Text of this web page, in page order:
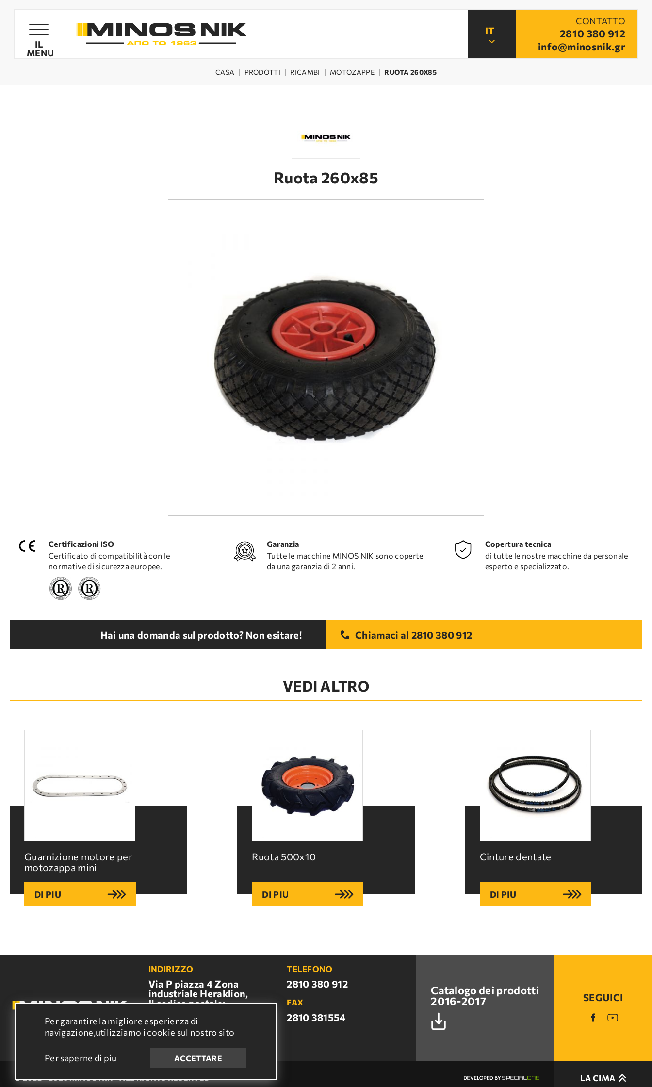
Per garantire la migliore esperienza di
navigazione,utilizziamo i cookie sul nostro sito
Per saperne di piu ACCETTARE
IL
MENU
PRODOTTI
CONTATTO
2810 380 912
info@minosnik.gr
CASA | PRODOTTI | RICAMBI | MOTOZAPPE | RUOTA 260X85
Ruota 260x85
Certificazioni ISO
Certificato di compatibilità con le
normative di sicurezza europee.
Garanzia
Tutte le macchine MINOS NIK sono coperte
da una garanzia di 2 anni.
Copertura tecnica
di tutte le nostre macchine da personale
esperto e specializzato.
Hai una domanda sul prodotto? Non esitare! Chiamaci al 2810 380 912
VEDI ALTRO
Guarnizione motore per
motozappa mini
DI PIU
Ruota 500x10
DI PIU
Cinture dentate
DI PIU
INDIRIZZO
Via P piazza 4 Zona
industriale Heraklion,
Il codice postale:
E-MAIL
info@minosnik.gr
TELEFONO
2810 380 912
FAX
2810 381554
Catalogo dei prodotti
2016-2017
SEGUICI
© 2022 - 2026 MINOS NIK - ALL RIGHTS RESERVED LA CIMA